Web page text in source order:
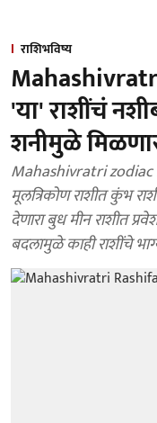
राशिभविष्य
Mahashivratri
'या' राशींचं
शनीमुळे
Mahashivratri zodiac
मूलत्रिकोण राशीत कुंभ
देणारा बुध मीन राशीत
बदलामुळे काही राशींचे